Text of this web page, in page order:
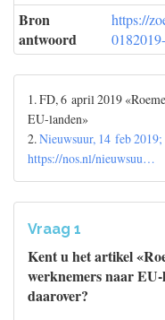
Bron
antwoord
https://
1. FD, 6 april 2019
EU-landen»
2.Nieuwsuur, 14 feb
https://nos.nl/nieuwsuu…
Vraag 1
Kent u het artikel
werknemers naar
daarover?